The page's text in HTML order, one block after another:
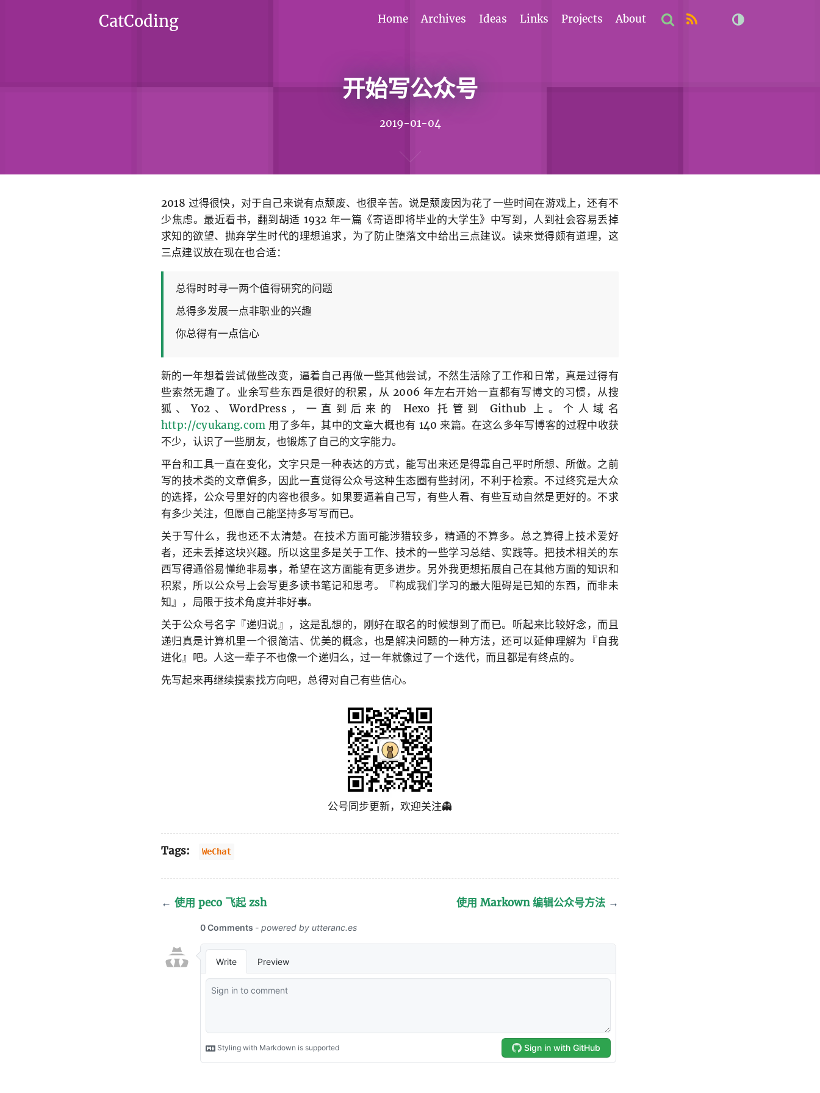
CatCoding Home Archives Ideas Links Projects About
开始写公众号
2019-01-04
2018 过得很快，对于自己来说有点颓废、也很辛苦。说是颓废因为花了一些时间在游戏上，还有不
少焦虑。最近看书，翻到胡适 1932 年一篇《寄语即将毕业的大学生》中写到，人到社会容易丢掉
求知的欲望、抛弃学生时代的理想追求，为了防止堕落文中给出三点建议。读来觉得颇有道理，这
三点建议放在现在也合适：
总得时时寻一两个值得研究的问题
总得多发展一点非职业的兴趣
你总得有一点信心
新的一年想着尝试做些改变，逼着自己再做一些其他尝试，不然生活除了工作和日常，真是过得有
些索然无趣了。业余写些东西是很好的积累，从 2006 年左右开始一直都有写博文的习惯，从搜
狐、Yo2、WordPress，一直到后来的 Hexo 托管到 Github 上。个人域名
http://cyukang.com 用了多年，其中的文章大概也有 140 来篇。在这么多年写博客的过程中收获
不少，认识了一些朋友，也锻炼了自己的文字能力。
平台和工具一直在变化，文字只是一种表达的方式，能写出来还是得靠自己平时所想、所做。之前
写的技术类的文章偏多，因此一直觉得公众号这种生态圈有些封闭，不利于检索。不过终究是大众
的选择，公众号里好的内容也很多。如果要逼着自己写，有些人看、有些互动自然是更好的。不求
有多少关注，但愿自己能坚持多写写而已。
关于写什么，我也还不太清楚。在技术方面可能涉猎较多，精通的不算多。总之算得上技术爱好
者，还未丢掉这块兴趣。所以这里多是关于工作、技术的一些学习总结、实践等。把技术相关的东
西写得通俗易懂绝非易事，希望在这方面能有更多进步。另外我更想拓展自己在其他方面的知识和
积累，所以公众号上会写更多读书笔记和思考。『构成我们学习的最大阻碍是已知的东西，而非未
知』，局限于技术角度并非好事。
关于公众号名字『递归说』，这是乱想的，刚好在取名的时候想到了而已。听起来比较好念，而且
递归真是计算机里一个很简洁、优美的概念，也是解决问题的一种方法，还可以延伸理解为『自我
进化』吧。人这一辈子不也像一个递归么，过一年就像过了一个迭代，而且都是有终点的。
先写起来再继续摸索找方向吧，总得对自己有些信心。
公号同步更新，欢迎关注👻
Tags: WeChat
← 使用 peco 飞起 zsh 使用 Markown 编辑公众号方法 →